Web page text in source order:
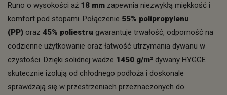
Runo o wysokości aż 18 mm zapewnia niezwykłą miękkość i
komfort pod stopami. Połączenie 55% polipropylenu
(PP) oraz 45% poliestru gwarantuje trwałość, odporność na
codzienne użytkowanie oraz łatwość utrzymania dywanu w
czystości. Dzięki solidnej wadze 1450 g/m² dywany HYGGE
skutecznie izolują od chłodnego podłoża i doskonale
sprawdzają się w przestrzeniach przeznaczonych do